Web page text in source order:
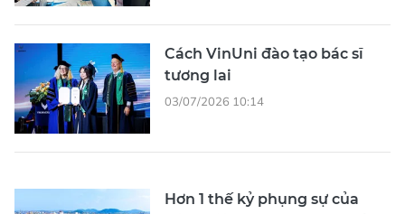
Cách VinUni đào tạo bác sĩ
tương lai
03/07/2026 10:14
Hơn 1 thế kỷ phụng sự của